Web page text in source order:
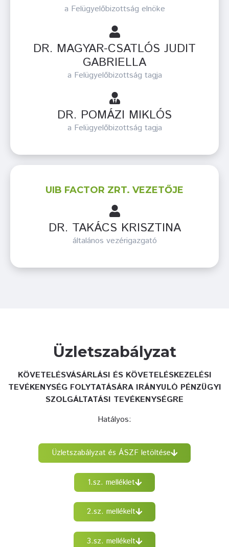
a Felügyelőbizottság elnöke
DR. MAGYAR-CSATLÓS JUDIT
GABRIELLA
a Felügyelőbizottság tagja
DR. POMÁZI MIKLÓS
a Felügyelőbizottság tagja
UIB FACTOR ZRT. VEZETŐJE
DR. TAKÁCS KRISZTINA
általános vezérigazgató
Üzletszabályzat
KÖVETELÉSVÁSÁRLÁSI ÉS KÖVETELÉSKEZELÉSI
TEVÉKENYSÉG FOLYTATÁSÁRA IRÁNYULÓ PÉNZÜGYI
SZOLGÁLTATÁSI TEVÉKENYSÉGRE
Hatályos:
Üzletszabályzat és ÁSZF letöltése
1.sz. melléklet
2.sz. mellékelt
3.sz. mellékelt